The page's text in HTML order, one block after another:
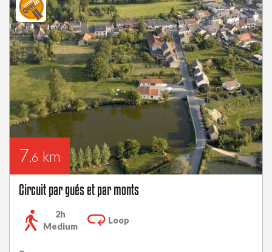
7,6 km
Circuit par gués et par monts
2h
Medium
Loop